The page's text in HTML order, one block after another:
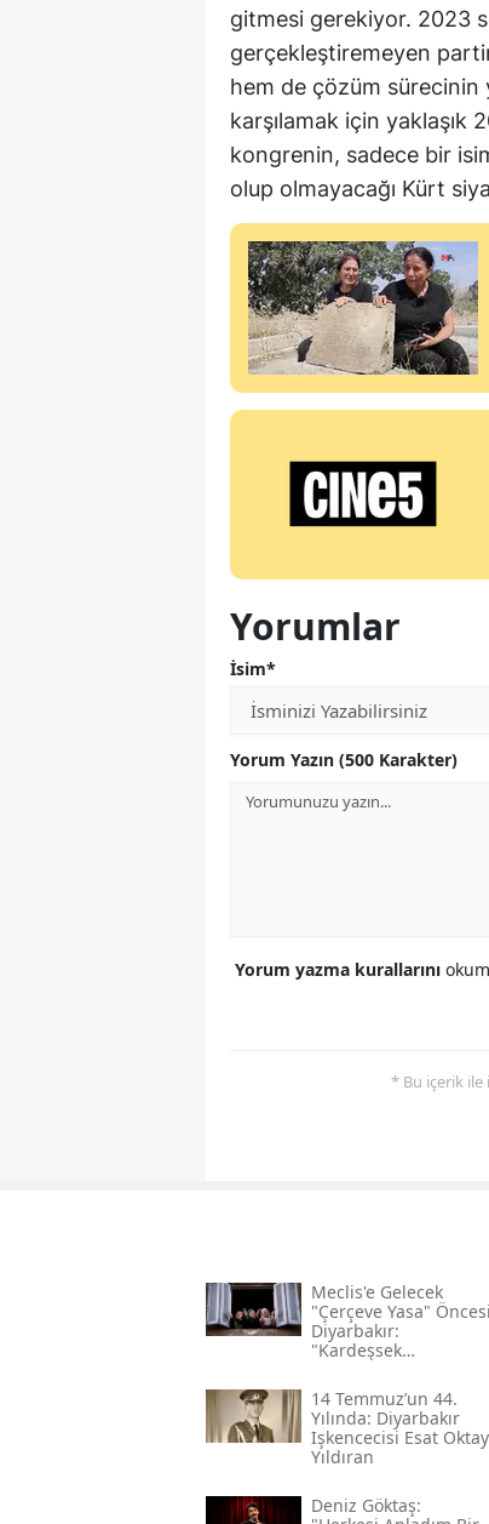
gitmesi gerekiyor. 2023
gerçekleştiremeyen
hem de çözüm sürecinin
karşılamak için yaklaşık
kongrenin, sadece bir
olup olmayacağı Kürt
Yorumlar
İsim*
Yorum Yazın (500 Karakter)
Yorum yazma kurallarını
* Bu içerik ile
Meclis'e Gelecek
"çerçeve Yasa" Öncesi
Diyarbakır:
"kardeşsek
14 Temmuz’un 44.
Yılında: Diyarbakır
Işkencecisi Esat Oktay
Yıldıran
Deniz Göktaş: